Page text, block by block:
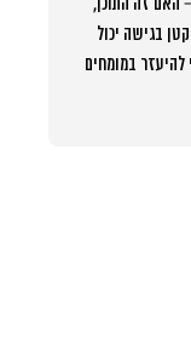
האם זה התוכן,
בגישה יכול
במומחים